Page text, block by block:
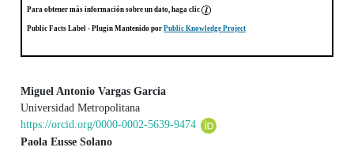
Para obtener más información sobre un dato, haga clic
Public Facts Label - Plugin Mantenido porPublic Knowledge Project
Contenido principal del artículo
Miguel Antonio Vargas Garcia
Universidad Metropolitana
https://orcid.org/0000-0002-5639-9474
Paola Eusse Solano